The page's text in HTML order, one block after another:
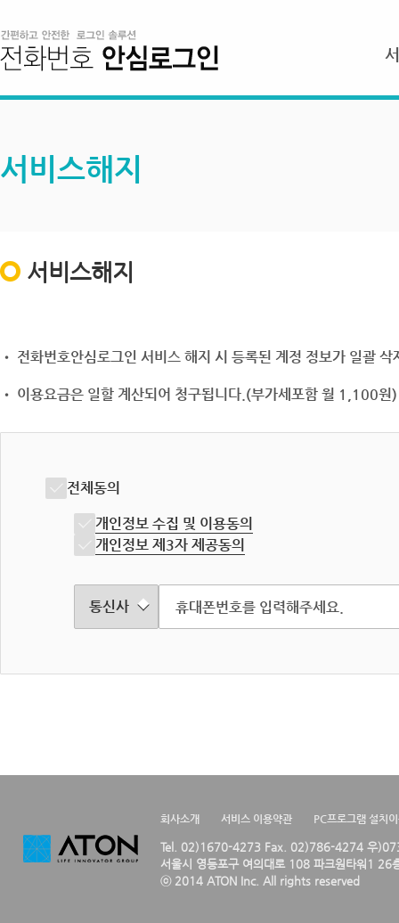
서비스해지
서비스해지
• 전화번호안심로그인 서비스 해지 시 등록된 계정 정보가 일괄
• 이용요금은 일할 계산되어 청구됩니다.(부가세포함 월 1,100원)
전체동의
개인정보 수집 및 이용동의
개인정보 제3자 제공동의
회사소개 서비스 이용약관 PC프로그램 설치
Tel. 02)1670-4273 Fax. 02)786-4274 우
서울시 영등포구 여의대로 108 파크원타워1 26
ⓒ 2014 ATON Inc. All rights reserved